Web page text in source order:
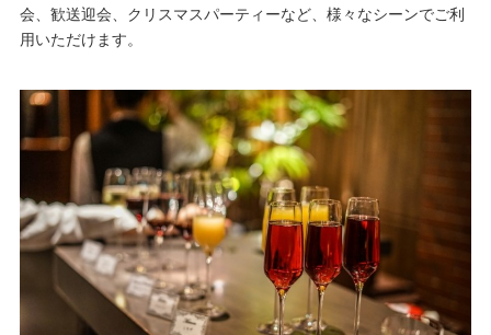
会、歓送迎会、クリスマスパーティーなど、様々なシーンでご利
用いただけます。